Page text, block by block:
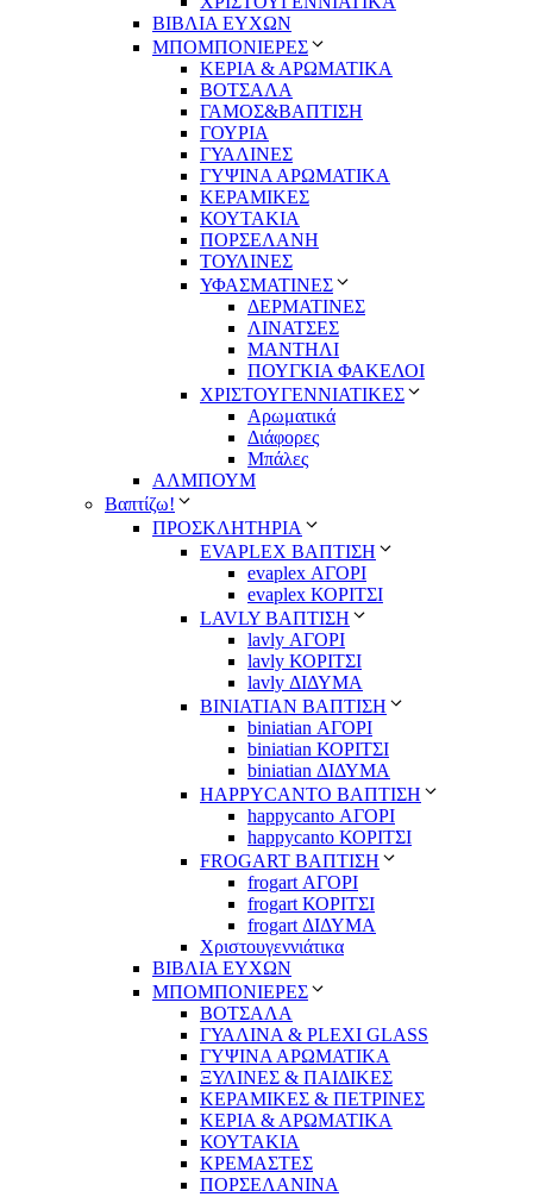
ΒΙΒΛΙΑ ΕΥΧΩΝ
ΜΠΟΜΠΟΝΙΕΡΕΣ
ΚΕΡΙΑ & ΑΡΩΜΑΤΙΚΑ
ΒΟΤΣΑΛΑ
ΓΑΜΟΣ&ΒΑΠΤΙΣΗ
ΓΟΥΡΙΑ
ΓΥΑΛΙΝΕΣ
ΓΥΨΙΝΑ ΑΡΩΜΑΤΙΚΑ
ΚΕΡΑΜΙΚΕΣ
ΚΟΥΤΑΚΙΑ
ΠΟΡΣΕΛΑΝΗ
ΤΟΥΛΙΝΕΣ
ΥΦΑΣΜΑΤΙΝΕΣ
ΔΕΡΜΑΤΙΝΕΣ
ΛΙΝΑΤΣΕΣ
ΜΑΝΤΗΛΙ
ΠΟΥΓΚΙΑ ΦΑΚΕΛΟΙ
ΧΡΙΣΤΟΥΓΕΝΝΙΑΤΙΚΕΣ
Αρωματικά
Διάφορες
Μπάλες
ΑΛΜΠΟΥΜ
Βαπτίζω!
ΠΡΟΣΚΛΗΤΗΡΙΑ
EVAPLEX ΒΑΠΤΙΣΗ
evaplex ΑΓΟΡΙ
evaplex ΚΟΡΙΤΣΙ
LAVLY ΒΑΠΤΙΣΗ
lavly ΑΓΟΡΙ
lavly ΚΟΡΙΤΣΙ
lavly ΔΙΔΥΜΑ
ΒΙΝΙΑΤΙΑΝ ΒΑΠΤΙΣΗ
biniatian ΑΓΟΡΙ
biniatian ΚΟΡΙΤΣΙ
biniatian ΔΙΔΥΜΑ
HAPPYCANTO ΒΑΠΤΙΣΗ
happycanto ΑΓΟΡΙ
happycanto ΚΟΡΙΤΣΙ
FROGART ΒΑΠΤΙΣΗ
frogart ΑΓΟΡΙ
frogart ΚΟΡΙΤΣΙ
frogart ΔΙΔΥΜΑ
Χριστουγεννιάτικα
ΒΙΒΛΙΑ ΕΥΧΩΝ
ΜΠΟΜΠΟΝΙΕΡΕΣ
ΒΟΤΣΑΛΑ
ΓΥΑΛΙΝΑ & PLEXI GLASS
ΓΥΨΙΝΑ ΑΡΩΜΑΤΙΚΑ
ΞΥΛΙΝΕΣ & ΠΑΙΔΙΚΕΣ
ΚΕΡΑΜΙΚΕΣ & ΠΕΤΡΙΝΕΣ
ΚΕΡΙΑ & ΑΡΩΜΑΤΙΚΑ
ΚΟΥΤΑΚΙΑ
ΚΡΕΜΑΣΤΕΣ
ΠΟΡΣΕΛΑΝΙΝΑ